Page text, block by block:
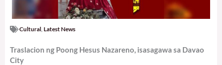
Cultural Latest News
Traslacion ng Poong Hesus Nazareno, isasagawa sa Davao
City